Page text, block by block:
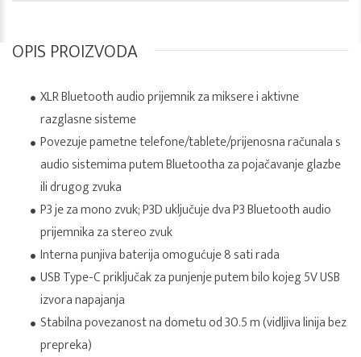
OPIS PROIZVODA
XLR Bluetooth audio prijemnik za miksere i aktivne
razglasne sisteme
Povezuje pametne telefone/tablete/prijenosna računala s
audio sistemima putem Bluetootha za pojačavanje glazbe
ili drugog zvuka
P3 je za mono zvuk; P3D uključuje dva P3 Bluetooth audio
prijemnika za stereo zvuk
Interna punjiva baterija omogućuje 8 sati rada
USB Type-C priključak za punjenje putem bilo kojeg 5V USB
izvora napajanja
Stabilna povezanost na dometu od 30.5 m (vidljiva linija bez
prepreka)